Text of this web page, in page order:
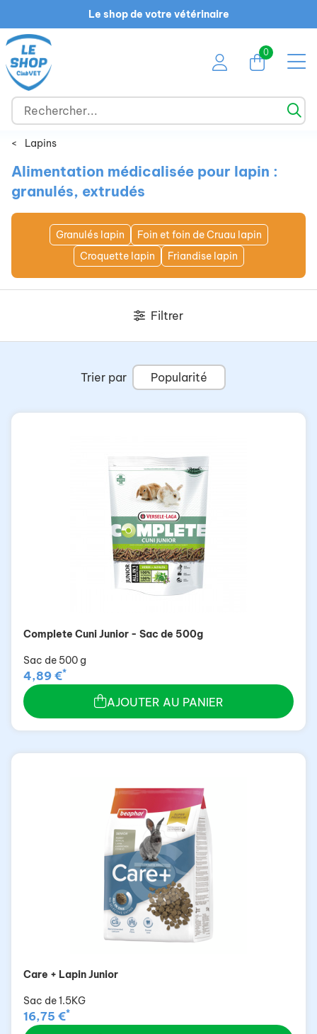
Le shop de votre vétérinaire
0
< Lapins
Alimentation médicalisée pour lapin :
granulés, extrudés
Granulés lapin
Foin et foin de Cruau lapin
Croquette lapin
Friandise lapin
Filtrer
Trier par Popularité
Complete Cuni Junior - Sac de 500g
Sac de 500 g
4,89 €*
AJOUTER AU PANIER
Care + Lapin Junior
Sac de 1.5KG
16,75 €*